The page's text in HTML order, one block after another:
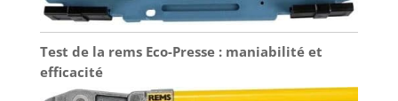
Test de la rems Eco-Presse : maniabilité et
efficacité